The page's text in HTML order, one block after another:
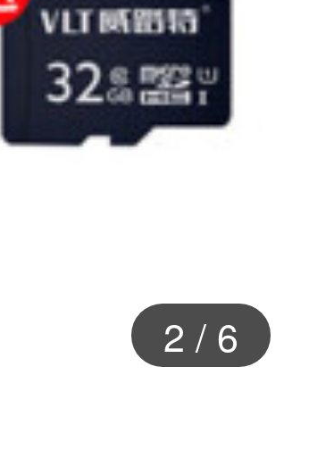
2 / 6